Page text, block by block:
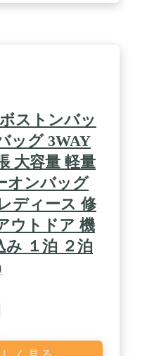
わり、磨耗や損傷に
ー、シンプルで使い
イロン防水生地で、
とはなく、雨による
/ 【3wayタイプ】：
バッグとして3wayで
ョルダーストラップ
、ショルダーバッグ
に行くときには、キ
になります。それ
することもできます
のボストンバッグ、
ンプ時のアウトドア
様々なシーンで活躍
用としてもおすすめ
、男女兼用で使えま
ストンバッ
ッグ 3WAY
大容量 軽量
オンバッグ
ディース 修
ウトドア 機
み １泊 ２泊